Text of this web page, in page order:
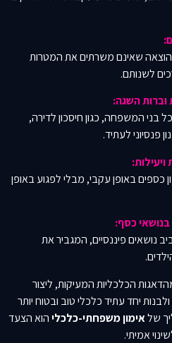
הוצאה שאינם משרתים את המטרות
לשנותם.
השגה:
בני המשפחה, כגון חיסכון לדירה,
פנסיוני לעתיד.
כספים באופן עקבי, מבלי לפגוע באופן
כסף:
נושאים פיננסיים, המגביר את
הכלכליות המעיקות, ליצור
ולבנות יחד עתיד כלכלי טוב ובטוח יותר
שלאימון משפחתי-כלכליהוא הצעד
אמיתי.